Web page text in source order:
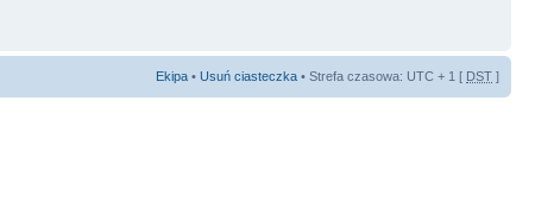
Ekipa • Usuń ciasteczka • Strefa czasowa: UTC + 1 [ DST ]